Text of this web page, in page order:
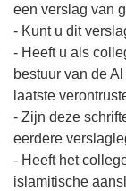
een verslag van
- Kunt u dit
- Heeft u als
bestuur van de
laatste
- Zijn deze
eerdere
- Heeft het
islamitische